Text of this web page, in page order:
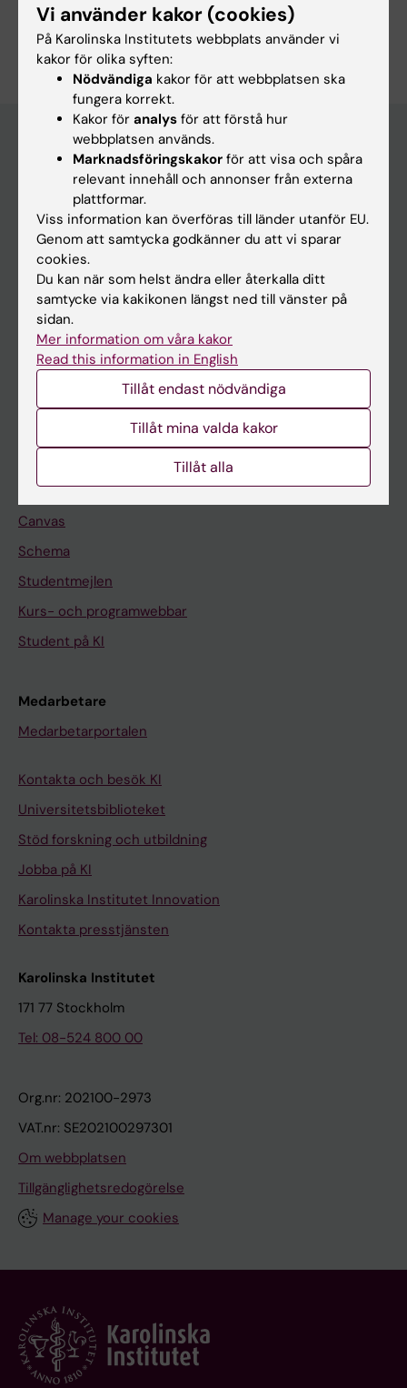
Är du Ellinor Kenne?
Redigera din profil
Huvudmeny
Utbildning
Forskarutbildning
Forskning
Om KI
På gång
Kalender
Ladok
Canvas
Schema
Studentmejlen
Kurs- och programwebbar
Student på KI
Medarbetare
Medarbetarportalen
Kontakta och besök KI
Universitetsbiblioteket
Stöd forskning och utbildning
Jobba på KI
Karolinska Institutet Innovation
Kontakta presstjänsten
Karolinska Institutet
171 77 Stockholm
Tel: 08-524 800 00
Org.nr: 202100-2973
VAT.nr: SE202100297301
Om webbplatsen
Tillgänglighetsredogörelse
Manage your cookies
Vi använder kakor (cookies)
På Karolinska Institutets webbplats använder vi
kakor för olika syften:
Nödvändiga kakor för att webbplatsen ska
fungera korrekt.
Kakor för analys för att förstå hur
webbplatsen används.
Marknadsföringskakor för att visa och spåra
relevant innehåll och annonser från externa
plattformar.
Viss information kan överföras till länder utanför EU.
Genom att samtycka godkänner du att vi sparar
cookies.
Du kan när som helst ändra eller återkalla ditt
samtycke via kakikonen längst ned till vänster på
sidan.
Mer information om våra kakor
Read this information in English
Tillåt endast nödvändiga
Tillåt mina valda kakor
Tillåt alla